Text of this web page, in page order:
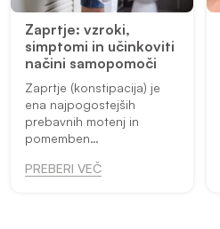
Zaprtje: vzroki,
simptomi in učinkoviti
načini samopomoči
Zaprtje (konstipacija) je
ena najpogostejših
prebavnih motenj in
pomemben
Gre za stanje, pri katerem
PREBERI VEČ